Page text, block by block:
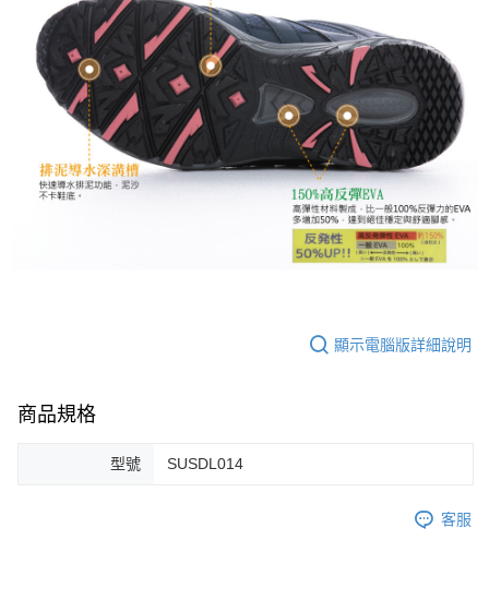
顯示電腦版詳細說明
商品規格
型號 SUSDL014
客服